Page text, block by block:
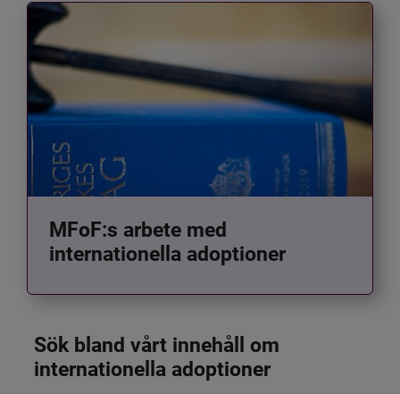
MFoF:s arbete med
internationella adoptioner
Sök bland vårt innehåll om
internationella adoptioner